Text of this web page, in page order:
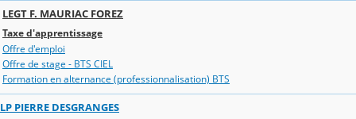
LEGT F. MAURIAC FOREZ
Taxe d'apprentissage
Offre d'emploi
Offre de stage - BTS CIEL
Formation en alternance (professionnalisation) BTS
LP PIERRE DESGRANGES